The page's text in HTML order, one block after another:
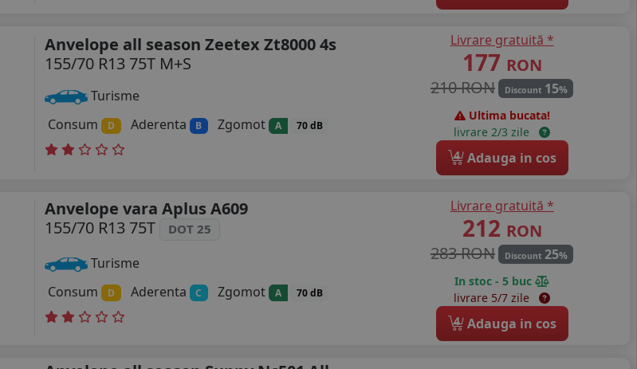
Anvelope all season Zeetex Zt8000 4s
155/70 R13 75T M+S
Turisme
Consum
D Aderenta B Zgomot A 70 dB
Livrare gratuită *
177 RON
210 RON
Discount 15%
Ultima bucata!
livrare 2/3 zile
4 Adauga in cos
Anvelope vara Aplus A609
155/70 R13 75T
DOT 25
Turisme
Consum
D Aderenta C Zgomot A 70 dB
Livrare gratuită *
212 RON
283 RON
Discount 25%
In stoc - 5 buc
livrare 5/7 zile
4 Adauga in cos